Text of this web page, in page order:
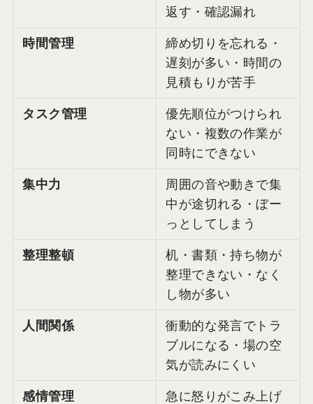
返す・確認漏れ
時間管理
締め切りを忘れる・
遅刻が多い・時間の
見積もりが苦手
タスク管理
優先順位がつけられ
ない・複数の作業が
同時にできない
集中力
周囲の音や動きで集
中が途切れる・ぼー
っとしてしまう
整理整頓
机・書類・持ち物が
整理できない・なく
し物が多い
人間関係
衝動的な発言でトラ
ブルになる・場の空
気が読みにくい
感情管理
急に怒りがこみ上げ